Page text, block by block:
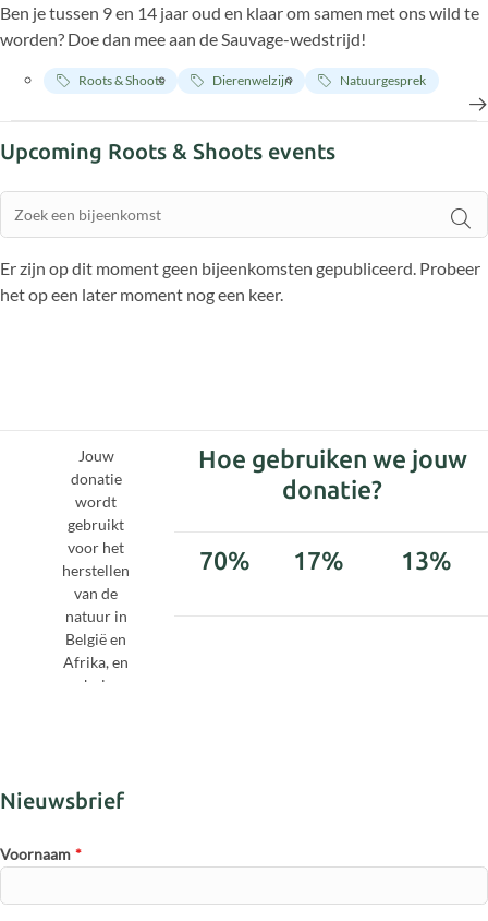
Ben je tussen 9 en 14 jaar oud en klaar om samen met ons wild te
worden? Doe dan mee aan de Sauvage-wedstrijd!
Roots & Shoots Dierenwelzijn Natuurgesprek
Upcoming Roots & Shoots events
Er zijn op dit moment geen bijeenkomsten gepubliceerd. Probeer
het op een later moment nog een keer.
Jouw
donatie
wordt
gebruikt
voor het
herstellen
van de
natuur in
België en
Afrika, en
om hulp en
Wij vinden
belangrijk
transparant
Hoe gebruiken we jouw
donatie?
70% 17% 13%
Nieuwsbrief
Voornaam *